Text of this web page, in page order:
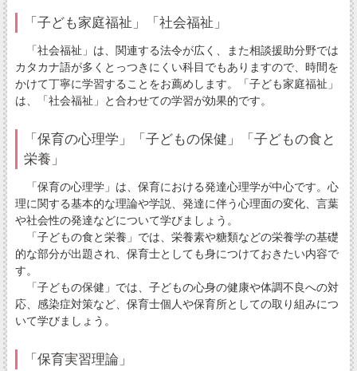
「子ども家庭福祉」「社会福祉」
「社会福祉」は、関連する法令が広く、また相談援助分野では
カタカナ語が多くとっつきにくい科目でもありますので、時間を
かけて丁寧に学習することをお薦めします。「子ども家庭福祉」
は、「社会福祉」と合わせての学習が効果的です。
「保育の心理学」「子どもの保健」「子どもの食と
栄養」
「保育の心理学」は、保育における発達心理学が中心です。心
理に関する基本的な理論や学説、発達に伴う心理面の変化、言葉
や社会性の発達などについて学びましょう。
「子どもの食と栄養」では、栄養素や糖類などの栄養学の基礎
的な部分が出題され、保育士としても身につけておきたい内容で
す。
「子どもの保健」では、子どもの心身の健康や体調不良への対
応、感染症対策など、保育士個人や保育所としての取り組みにつ
いて学びましょう。
「保育実習理論」